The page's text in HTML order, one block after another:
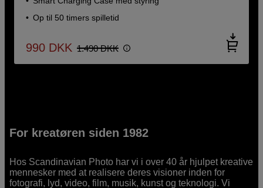
Op til 50 timers spilletid
990 DKK 1.490 DKK
For kreatøren siden 1982
Hos Scandinavian Photo har vi i over 40 år hjulpet kreative
mennesker med at realisere deres visioner inden for
fotografi, lyd, video, film, musik, kunst og teknologi. Vi